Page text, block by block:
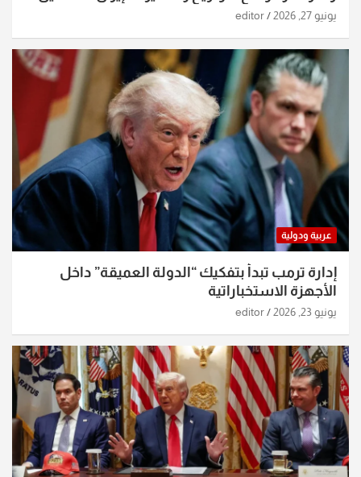
الساعات الماضية
يونيو 27, 2026 editor
عربية ودولية
إدارة ترمب تبدأ بتفكيك “الدولة العميقة” داخل
الأجهزة الاستخباراتية
يونيو 23, 2026 editor